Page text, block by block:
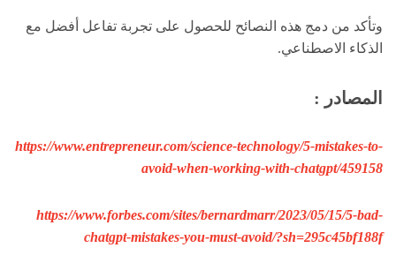
وتأكد من دمج هذه النصائح للحصول على تجربة تفاعل أفضل مع
الذكاء الاصطناعي.
المصادر :
https://www.entrepreneur.com/science-technology/5-mistakes-to-
avoid-when-working-with-chatgpt/459158
https://www.forbes.com/sites/bernardmarr/2023/05/15/5-bad-
chatgpt-mistakes-you-must-avoid/?sh=295c45bf188f